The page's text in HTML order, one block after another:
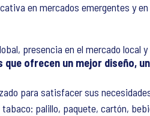
en mercados emergentes y
presencia en el mercado local
que ofrecen un mejor diseño,
para satisfacer sus
palillo, paquete, cartón,